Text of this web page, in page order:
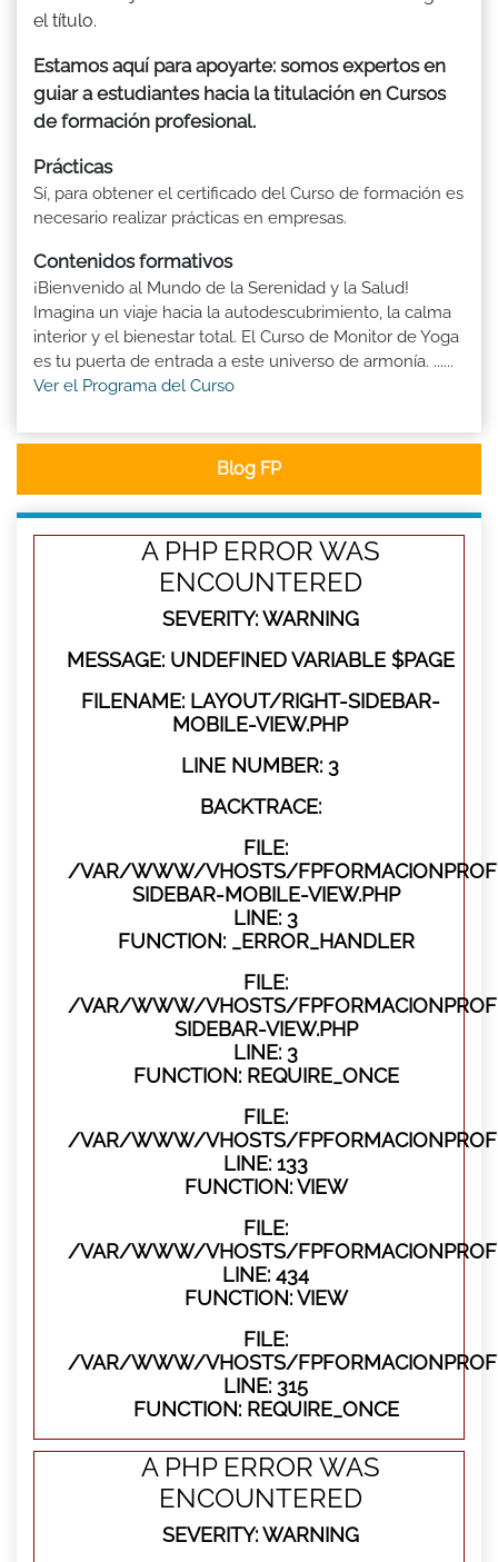
el título.
Estamos aquí para apoyarte: somos expertos en
guiar a estudiantes hacia la titulación en Cursos
de formación profesional.
Prácticas
Sí, para obtener el certificado del Curso de formación es
necesario realizar prácticas en empresas.
Contenidos formativos
¡Bienvenido al Mundo de la Serenidad y la Salud!
Imagina un viaje hacia la autodescubrimiento, la calma
interior y el bienestar total. El Curso de Monitor de Yoga
es tu puerta de entrada a este universo de armonía. ......
Ver el Programa del Curso
Blog FP
A PHP ERROR WAS
ENCOUNTERED
SEVERITY: WARNING
MESSAGE: UNDEFINED VARIABLE $PAGE
FILENAME: LAYOUT/RIGHT-SIDEBAR-
MOBILE-VIEW.PHP
LINE NUMBER: 3
BACKTRACE:
FILE:
/VAR/WWW/VHOSTS/
SIDEBAR-MOBILE-VIEW.PHP
LINE: 3
FUNCTION: _ERROR_HANDLER
FILE:
/VAR/WWW/VHOSTS/
SIDEBAR-VIEW.PHP
LINE: 3
FUNCTION: REQUIRE_ONCE
FILE:
/VAR/WWW/VHOSTS/
LINE: 133
FUNCTION: VIEW
FILE:
/VAR/WWW/VHOSTS/
LINE: 434
FUNCTION: VIEW
FILE:
/VAR/WWW/VHOSTS/
LINE: 315
FUNCTION: REQUIRE_ONCE
A PHP ERROR WAS
ENCOUNTERED
SEVERITY: WARNING